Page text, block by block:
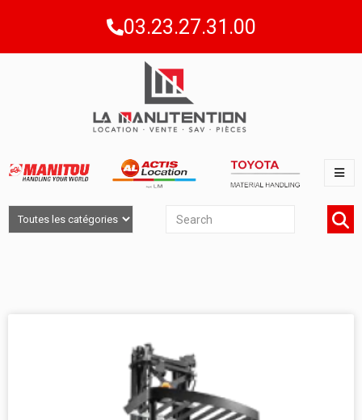
03.23.27.31.00
LOCATION DE CHARIOTS À MÂT
RÉTRACTABLE - MAGASINAGE